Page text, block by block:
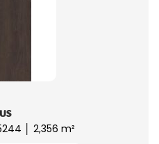
│ 2,356 m²